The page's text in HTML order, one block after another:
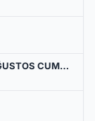
☢️⏩█ ▆ ▅ ▃ ▂✅KOX V2[⭐ OFFICIAL 7 AĞUSTOS CUMA 22.00 ▌V.2⭐] ✅ ⚔️⋆ BOL ETKİNLİK ⋆⚔️ ⋆ LIGHT FARM ⚔️